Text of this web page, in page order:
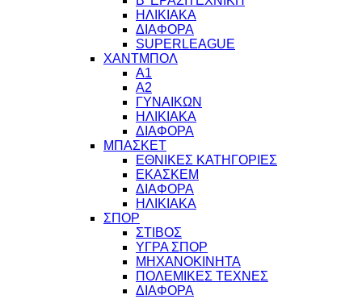
ΗΛΙΚΙΑΚΑ
ΔΙΑΦΟΡΑ
SUPERLEAGUE
ΧΑΝΤΜΠΟΛ
Α1
Α2
ΓΥΝΑΙΚΩΝ
ΗΛΙΚΙΑΚΑ
ΔΙΑΦΟΡΑ
ΜΠΑΣΚΕΤ
ΕΘΝΙΚΕΣ ΚΑΤΗΓΟΡΙΕΣ
ΕΚΑΣΚΕΜ
ΔΙΑΦΟΡΑ
ΗΛΙΚΙΑΚΑ
ΣΠΟΡ
ΣΤΙΒΟΣ
ΥΓΡΑ ΣΠΟΡ
ΜΗΧΑΝΟΚΙΝΗΤΑ
ΠΟΛΕΜΙΚΕΣ ΤΕΧΝΕΣ
ΔΙΑΦΟΡΑ